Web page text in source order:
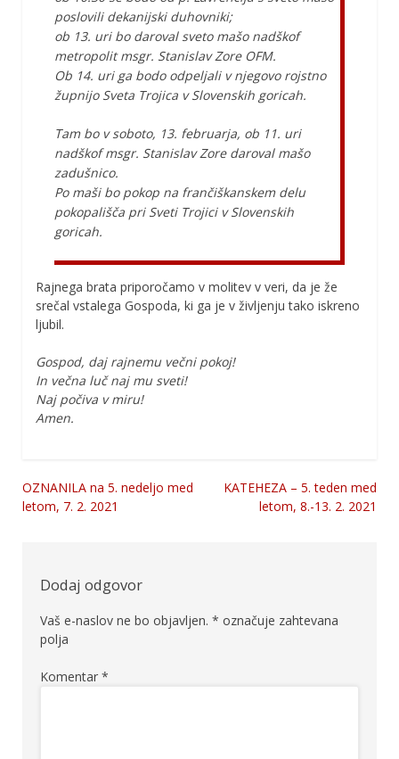
poslovili dekanijski duhovniki;
ob 13. uri bo daroval sveto mašo nadškof
metropolit msgr. Stanislav Zore OFM.
Ob 14. uri ga bodo odpeljali v njegovo rojstno
župnijo Sveta Trojica v Slovenskih goricah.
Tam bo v soboto, 13. februarja, ob 11. uri
nadškof msgr. Stanislav Zore daroval mašo
zadušnico.
Po maši bo pokop na frančiškanskem delu
pokopališča pri Sveti Trojici v Slovenskih
goricah.
Rajnega brata priporočamo v molitev v veri, da je že
srečal vstalega Gospoda, ki ga je v življenju tako iskreno
ljubil.
Gospod, daj rajnemu večni pokoj!
In večna luč naj mu sveti!
Naj počiva v miru!
Amen.
Navigacija
OZNANILA na 5. nedeljo med
letom, 7. 2. 2021
KATEHEZA – 5. teden med
letom, 8.-13. 2. 2021
Dodaj odgovor
Vaš e-naslov ne bo objavljen. * označuje zahtevana
polja
Komentar *